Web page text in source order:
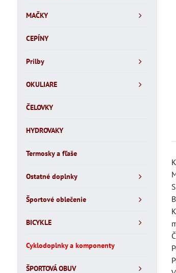
MAČKY
CEPÍNY
Prilby
OKULIARE
ČELOVKY
HYDROVAKY
Termosky a fľaše
Ostatné doplnky
Športové oblečenie
BICYKLE
Cyklodoplnky a komponenty
ŠPORTOVÁ OBUV